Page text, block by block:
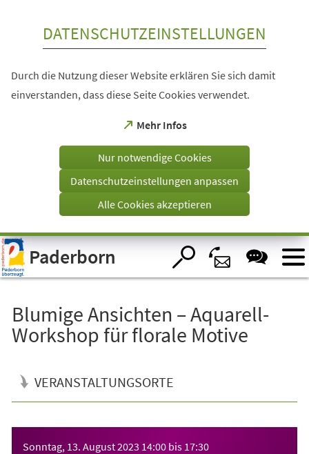
Visuelle
Assistenzsoftware
öffnen.
DATENSCHUTZEINSTELLUNGEN
Durch die Nutzung dieser Website erklären Sie sich damit
einverstanden, dass diese Seite Cookies verwendet.
Mehr Infos
(Öffnet
einem
Tab)
Nur notwendige Cookies
Datenschutzeinstellungen anpassen
Alle Cookies akzeptieren
Paderborn
Blumige Ansichten – Aquarell-
Workshop für florale Motive
VERANSTALTUNGSORTE
Sonntag, 13. August 2023 14:00 bis 17:30